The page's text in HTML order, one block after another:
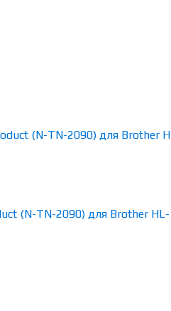
(N-TN-2090) для Brother HL-